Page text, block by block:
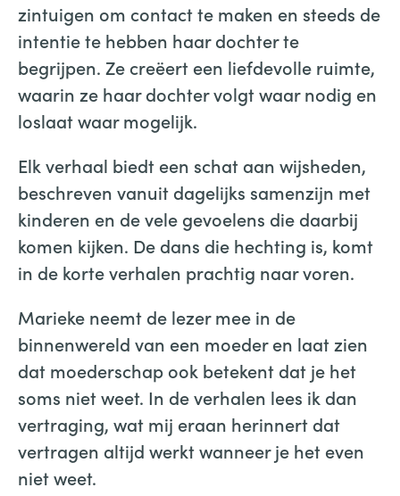
zintuigen om contact te maken en steeds de
intentie te hebben haar dochter te
begrijpen. Ze creëert een liefdevolle ruimte,
waarin ze haar dochter volgt waar nodig en
loslaat waar mogelijk.
Elk verhaal biedt een schat aan wijsheden,
beschreven vanuit dagelijks samenzijn met
kinderen en de vele gevoelens die daarbij
komen kijken. De dans die hechting is, komt
in de korte verhalen prachtig naar voren.
Marieke neemt de lezer mee in de
binnenwereld van een moeder en laat zien
dat moederschap ook betekent dat je het
soms niet weet. In de verhalen lees ik dan
vertraging, wat mij eraan herinnert dat
vertragen altijd werkt wanneer je het even
niet weet.